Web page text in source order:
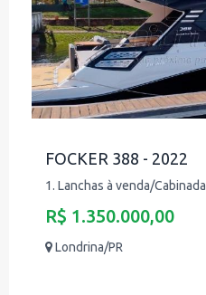
FOCKER 388 - 2022
1. Lanchas à venda/Cabinada
R$ 1.350.000,00
Londrina/PR